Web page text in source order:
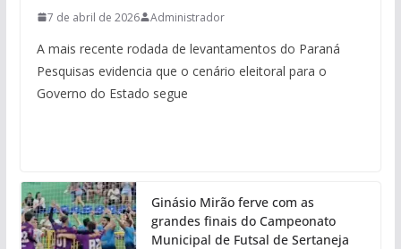
7 de abril de 2026 Administrador
A mais recente rodada de levantamentos do Paraná
Pesquisas evidencia que o cenário eleitoral para o
Governo do Estado segue
Ginásio Mirão ferve com as
grandes finais do Campeonato
Municipal de Futsal de Sertaneja